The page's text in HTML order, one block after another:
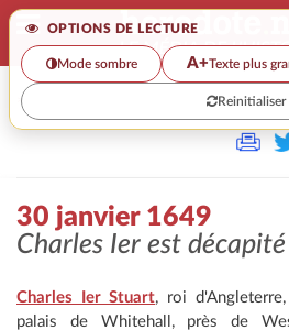
OPTIONS DE LECTURE
Mode sombre A+Texte plus
Reinitialiser
>
30 janvier 1649
Charles Ier est décapité
Charles Ier Stuart, roi
palais de Whitehall, près de